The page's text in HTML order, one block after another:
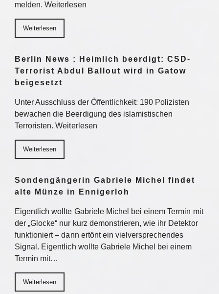
melden. Weiterlesen
Weiterlesen
Berlin News : Heimlich beerdigt: CSD-
Terrorist Abdul Ballout wird in Gatow
beigesetzt
Unter Ausschluss der Öffentlichkeit: 190 Polizisten
bewachen die Beerdigung des islamistischen
Terroristen. Weiterlesen
Weiterlesen
Sondengängerin Gabriele Michel findet
alte Münze in Ennigerloh
Eigentlich wollte Gabriele Michel bei einem Termin mit
der „Glocke“ nur kurz demonstrieren, wie ihr Detektor
funktioniert – dann ertönt ein vielversprechendes
Signal. Eigentlich wollte Gabriele Michel bei einem
Termin mit…
Weiterlesen